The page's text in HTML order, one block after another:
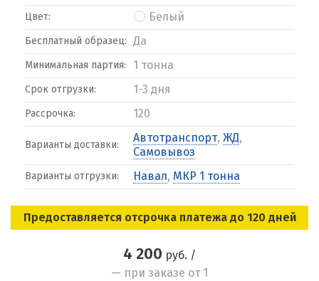
Цвет: Белый
Бесплатный образец: Да
Минимальная партия: 1 тонна
Срок отгрузки: 1-3 дня
Рассрочка: 120
Варианты доставки:
Автотранспорт, ЖД,
Самовывоз
Варианты отгрузки: Навал, МКР 1 тонна
Предоставляется отсрочка платежа до 120 дней
4 200 руб. /
— при заказе от 1